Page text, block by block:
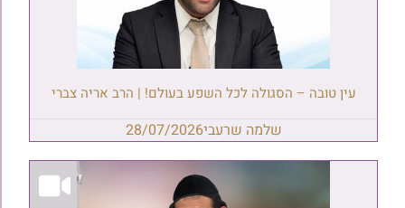
עין טובה – הסגולה לכל השפע בעולם! | הרב אריה צברי
שלמה שרעבי28/07/2026